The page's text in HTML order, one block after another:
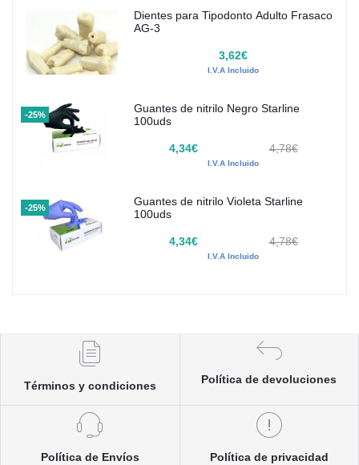
Dientes para Tipodonto Adulto Frasaco
AG-3
3,62€
I.V.A Incluido
-25%
Guantes de nitrilo Negro Starline
100uds
4,34€ 4,78€
I.V.A Incluido
-25%
Guantes de nitrilo Violeta Starline
100uds
4,34€ 4,78€
I.V.A Incluido
Términos y condiciones
Política de devoluciones
Política de Envíos Política de privacidad